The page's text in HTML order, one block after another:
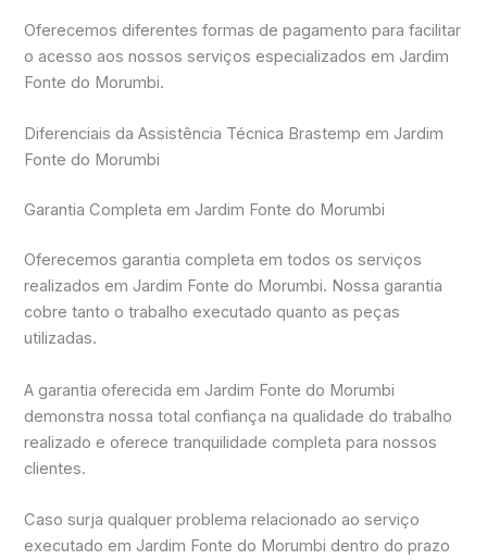
Oferecemos diferentes formas de pagamento para facilitar
o acesso aos nossos serviços especializados em Jardim
Fonte do Morumbi.
Diferenciais da Assistência Técnica Brastemp em Jardim
Fonte do Morumbi
Garantia Completa em Jardim Fonte do Morumbi
Oferecemos garantia completa em todos os serviços
realizados em Jardim Fonte do Morumbi. Nossa garantia
cobre tanto o trabalho executado quanto as peças
utilizadas.
A garantia oferecida em Jardim Fonte do Morumbi
demonstra nossa total confiança na qualidade do trabalho
realizado e oferece tranquilidade completa para nossos
clientes.
Caso surja qualquer problema relacionado ao serviço
executado em Jardim Fonte do Morumbi dentro do prazo